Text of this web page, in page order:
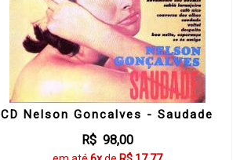
CD Nelson Goncalves - Saudade
R$ 98,00